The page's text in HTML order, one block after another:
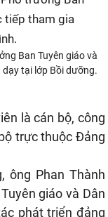
Ban Tuyên giáo và
tại lớp Bồi dưỡng.
là cán bộ, công
trực thuộc Đảng
ông Phan Thành
giáo và Dân
phát triển đảng